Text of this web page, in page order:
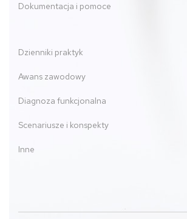
Dokumentacja i pomoce
Dzienniki praktyk
Awans zawodowy
Diagnoza funkcjonalna
Scenariusze i konspekty
Inne